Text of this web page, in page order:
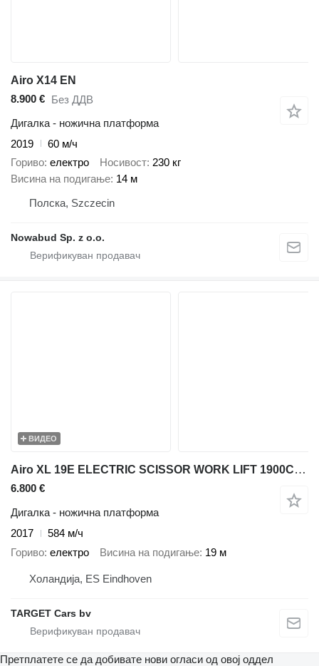
Airo X14 EN
8.900 € Без ДДВ
Дигалка - ножична платформа
2019
60 м/ч
Гориво електро Носивост 230 кг
Висина на подигање 14 м
Полска, Szczecin
Nowabud Sp. z o.o.
ВИДЕО
Airo XL 19E ELECTRIC SCISSOR WORK LIFT 1900CM 2017 584HRS
6.800 €
Дигалка - ножична платформа
2017
584 м/ч
Гориво електро Висина на подигање 19 м
Холандија, ES Eindhoven
TARGET Cars bv
Претплатете се да добивате нови огласи од овој оддел